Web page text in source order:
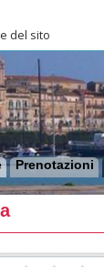
Area